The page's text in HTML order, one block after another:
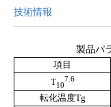
技術情報
製品パラ
項目
T10
7.6
転化温度Tg